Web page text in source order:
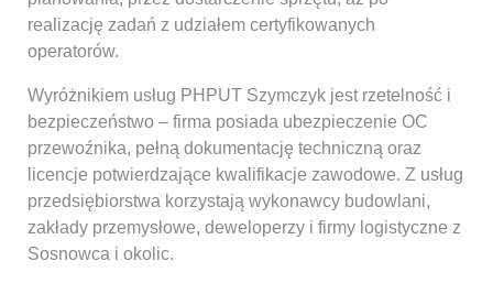
realizację zadań z udziałem certyfikowanych
operatorów.
Wyróżnikiem usług PHPUT Szymczyk jest rzetelność i
bezpieczeństwo – firma posiada ubezpieczenie OC
przewoźnika, pełną dokumentację techniczną oraz
licencje potwierdzające kwalifikacje zawodowe. Z usług
przedsiębiorstwa korzystają wykonawcy budowlani,
zakłady przemysłowe, deweloperzy i firmy logistyczne z
Sosnowca i okolic.